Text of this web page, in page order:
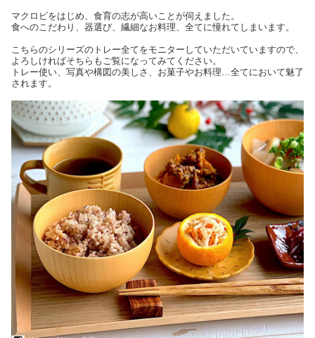
マクロビをはじめ、食育の志が高いことが伺えました。
食へのこだわり、器選び、繊細なお料理、全てに憧れてしまいます。
こちらのシリーズのトレー全てをモニターしていただいていますので、
よろしければそちらもご覧になってみてください。
トレー使い、写真や構図の美しさ、お菓子やお料理…全てにおいて魅了
されます。